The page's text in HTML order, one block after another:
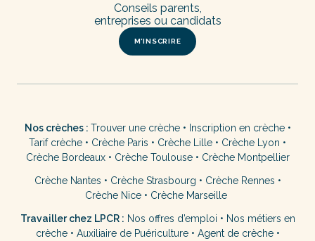
M’INSCRIRE
Conseils parents,
entreprises ou candidats
Nos crèches : Trouver une crèche• Inscription en crèche•
Tarif crèche • Crèche Paris • Crèche Lille • Crèche Lyon •
Crèche Bordeaux• Crèche Toulouse• Crèche Montpellier
Crèche Nantes • Crèche Strasbourg • Crèche Rennes •
Crèche Nice • Crèche Marseille
Travailler chez LPCR : Nos offres d’emploi • Nos métiers en
crèche• Auxiliaire de Puériculture• Agent de crèche•